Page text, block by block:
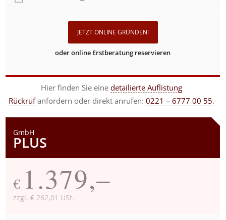
JETZT ONLINE GRÜNDEN!
oder online Erstberatung reservieren
Hier finden Sie einedetailierte Auflistung
Rückrufanfordern oder direkt anrufen:0221 – 6777 00 55.
GmbH
PLUS
€ 1.379,–
zzgl. € 262,01 USt.